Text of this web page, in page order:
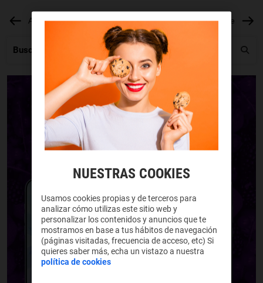
Anterior Siguiente
NUESTRAS COOKIES
Usamos cookies propias y de terceros para
analizar cómo utilizas este sitio web y
personalizar los contenidos y anuncios que te
mostramos en base a tus hábitos de navegación
(páginas visitadas, frecuencia de acceso, etc) Si
quieres saber más, echa un vistazo a nuestra
política de cookies